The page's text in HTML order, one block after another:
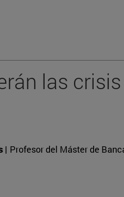
las
| Profesor del Máster de